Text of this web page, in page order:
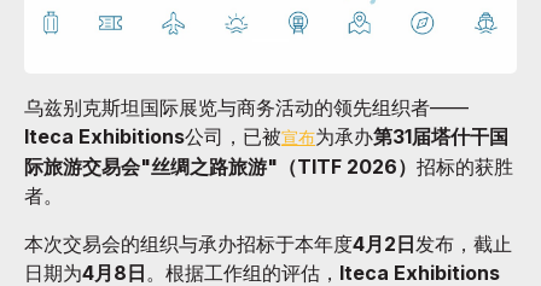
乌兹别克斯坦国际展览与商务活动的领先组织者——
Iteca Exhibitions公司，已被宣布为承办第31届塔什干国
际旅游交易会"丝绸之路旅游"（TITF 2026） 招标的获胜
者。
本次交易会的组织与承办招标于本年度4月2日发布，截止
日期为4月8日 。根据工作组的评估， Iteca Exhibitions